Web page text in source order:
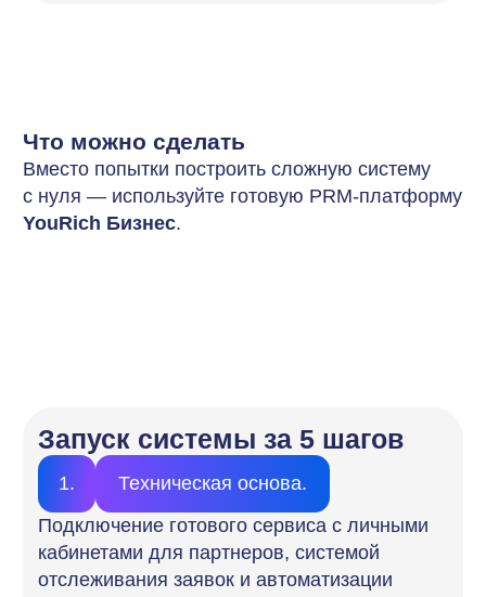
Точные данные о стоимости
клиента из партнёрского канала
для планирования роста.
Используйте готовый сервис по
автоматизации партнерских программ
YouRich Бизнес
на рынок и начать тестировать гипотезы.
2. Начните с малого.Не пытайтесь сразу
создать сеть из сотен партнёров. Фокус
на 15–20 проверенных контактах позволит
наладить процессы и запустить новый